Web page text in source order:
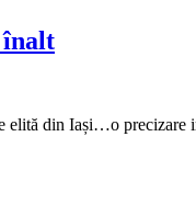
înalt
din Iași…o precizare